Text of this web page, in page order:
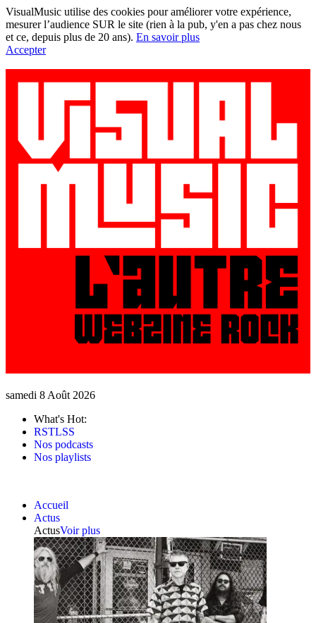
VisualMusic utilise des cookies pour améliorer votre expérience,
mesurer l’audience SUR le site (rien à la pub, y'en a pas chez nous
et ce, depuis plus de 20 ans). En savoir plus
Accepter
samedi 8 Août 2026
What's Hot:
RSTLSS
Nos podcasts
Nos playlists
Accueil
Actus
ActusVoir plus